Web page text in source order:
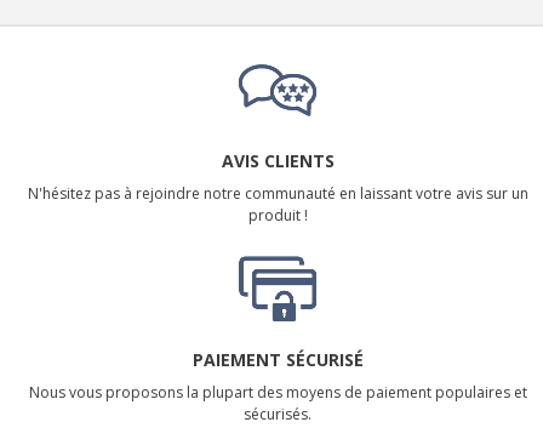
AVIS CLIENTS
N'hésitez pas à rejoindre notre communauté en laissant votre avis sur un
produit !
PAIEMENT SÉCURISÉ
Nous vous proposons la plupart des moyens de paiement populaires et
sécurisés.